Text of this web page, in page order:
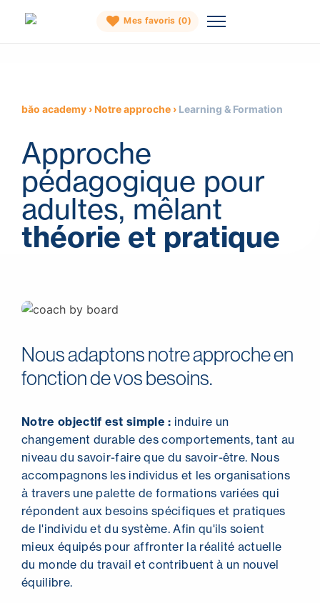
content
Mes favoris (0)
băo academy ›Notre approche › Learning & Formation
Approche
pédagogique pour
adultes, mêlant
théorie et pratique
Nous adaptons notre approche en
fonction de vos besoins.
Notre objectif est simple : induire un
changement durable des comportements, tant au
niveau du savoir-faire que du savoir-être. Nous
accompagnons les individus et les organisations
à travers une palette de formations variées qui
répondent aux besoins spécifiques et pratiques
de l'individu et du système. Afin qu'ils soient
mieux équipés pour affronter la réalité actuelle
du monde du travail et contribuent à un nouvel
équilibre.